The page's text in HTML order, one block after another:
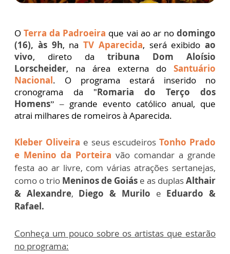
OTerra da Padroeira que vai ao ar nodomingo
(16), às 9h, na TV Aparecida, será exibido ao
vivo, direto da tribuna Dom Aloísio
Lorscheider, na área externa do Santuário
Nacional. O programa estará inserido no
cronograma da "Romaria do Terço dos
Homens” – grande evento católico anual, que
atrai milhares de romeiros à Aparecida.
Kleber Oliveira e seus escudeirosTonho Prado
e Menino da Porteira vão comandar a grande
festa ao ar livre, com várias atrações sertanejas,
como o trio Meninos de Goiás e as duplasAlthair
& Alexandre, Diego & Murilo e Eduardo &
Rafael.
Conheça um pouco sobre os artistas que estarão
no programa: